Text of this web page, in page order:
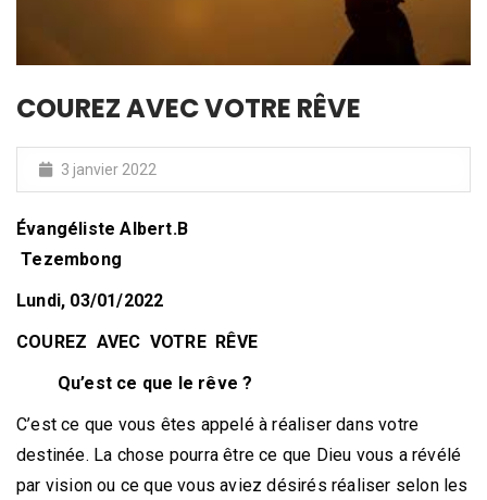
COUREZ AVEC VOTRE RÊVE
3 janvier 2022
Évangéliste Albert.B
Tezembong
Lundi, 03/01/2022
COUREZ AVEC VOTRE RÊVE
Qu’est ce que le rêve ?
C’est ce que vous êtes appelé à réaliser dans votre
destinée. La chose pourra être ce que Dieu vous a révélé
par vision ou ce que vous aviez désirés réaliser selon les